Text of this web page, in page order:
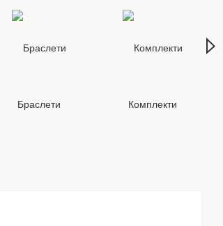
Браслети Комплекти